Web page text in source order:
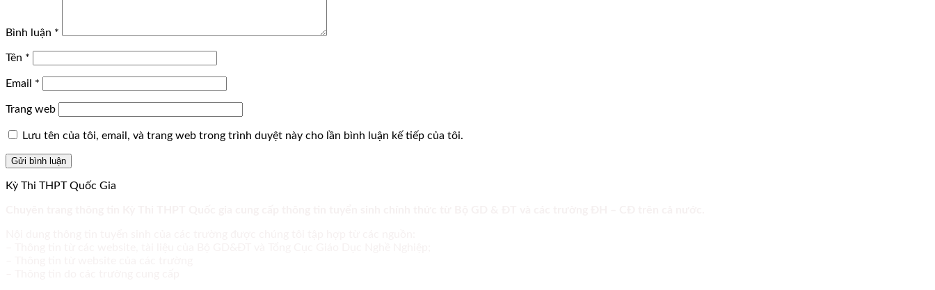
Bình luận *
Tên *
Email *
Trang web
Lưu tên của tôi, email, và trang web trong trình duyệt này cho lần bình luận kế tiếp của tôi.
Kỳ Thi THPT Quốc Gia